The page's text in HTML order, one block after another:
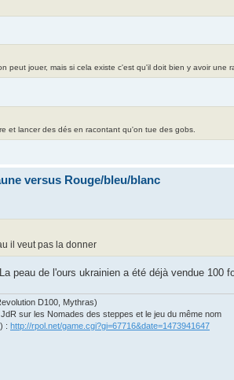
peut jouer, mais si cela existe c'est qu'il doit bien y avoir une
et lancer des dés en racontant qu'on tue des gobs.
versus Rouge/bleu/blanc
il veut pas la donner
peau de l'ours ukrainien a été déjà vendue 100
D100, Mythras)
JdR sur les Nomades des steppes et le jeu du même nom
: http://rpol.net/game.cgi?gi=67716&date=1473941647